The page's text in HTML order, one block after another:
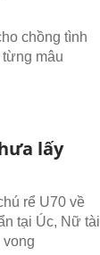
chồng tình
mâu
lấy
rể U70 về
tại Úc, Nữ tài